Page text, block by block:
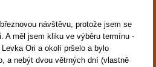
návštěvu, protože jsem se
A měl jsem kliku ve výběru termínu -
Ori a okolí pršelo a bylo
a nebýt dvou větrných dní (vlastně